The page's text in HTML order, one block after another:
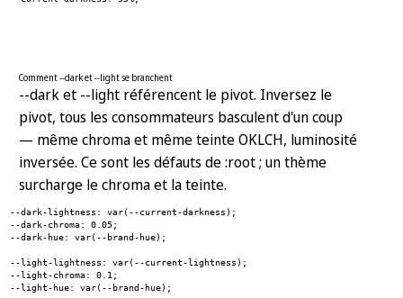
Comment --dark et --light se branchent
--dark et --light référencent le pivot. Inversez le
pivot, tous les consommateurs basculent d'un coup
— même chroma et même teinte OKLCH, luminosité
inversée. Ce sont les défauts de :root ; un thème
surcharge le chroma et la teinte.
--dark-lightness: var(--current-darkness);
--dark-chroma: 0.05;
--dark-hue: var(--brand-hue);
--light-lightness: var(--current-lightness);
--light-chroma: 0.1;
--light-hue: var(--brand-hue);